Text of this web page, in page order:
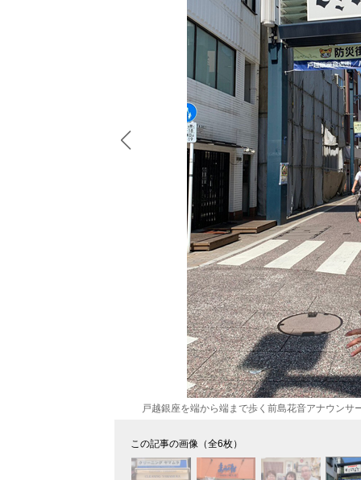
戸越銀座を端から端まで歩く前島花音アナウンサ
この記事の画像（全6枚）